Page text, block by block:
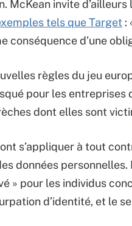
McKean invite
tels que Target :
conséquence d’une
règles du jeu
pour les entreprises
dont elles sont
s’appliquer à tout
données
» pour les individus
d’identité, et le